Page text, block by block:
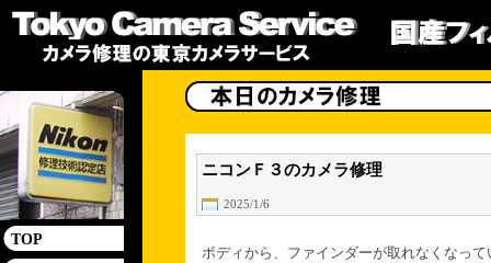
TOP
ニコンＦ３のカメラ修理
2025/1/6
ボディから、ファインダーが取れなくなって